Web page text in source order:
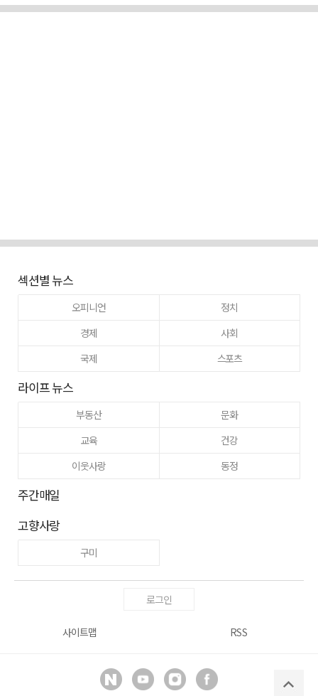
섹션별 뉴스
오피니언
정치
경제
사회
국제
스포츠
라이프 뉴스
부동산
문화
교육
건강
이웃사랑
동정
주간매일
고향사랑
구미
로그인
사이트맵 RSS